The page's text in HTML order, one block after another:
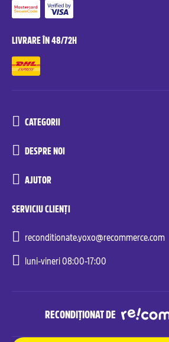
LIVRARE ÎN 48/72H
CATEGORII
DESPRE NOI
AJUTOR
SERVICIU CLIENȚI
reconditionate.yoxo@recommerce.com
luni-vineri 08:00-17:00
RECONDIȚIONAT DE